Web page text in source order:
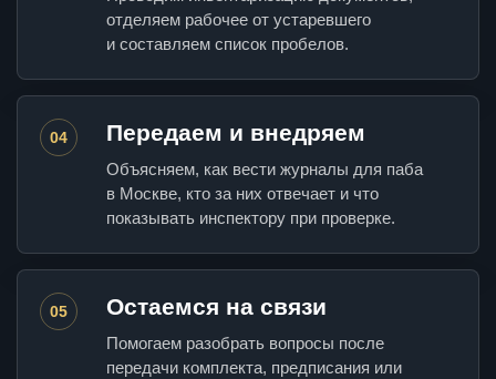
отделяем рабочее от устаревшего
и составляем список пробелов.
04 Передаем и внедряем
Объясняем, как вести журналы для паба
в Москве, кто за них отвечает и что
показывать инспектору при проверке.
05 Остаемся на связи
Помогаем разобрать вопросы после
передачи комплекта, предписания или